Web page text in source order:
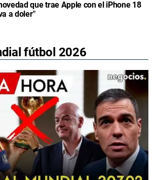
que trae Apple con el iPhone 18
a doler"
fútbol 2026